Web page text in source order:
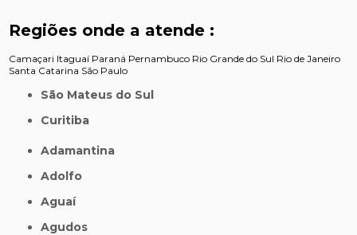
Regiões onde a atende :
Camaçari Itaguaí Paraná Pernambuco Rio Grande do Sul Rio de Janeiro
Santa Catarina São Paulo
São Mateus do Sul
Curitiba
Adamantina
Adolfo
Aguaí
Agudos